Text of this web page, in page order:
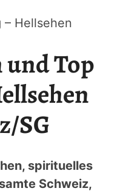
Hellsehen
Top
SG
spirituelles
Schweiz,